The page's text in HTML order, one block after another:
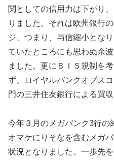
関としての信用力は下がり
りました。それは欧州銀行
ジ、つまり、与信縮小とな
ていたところにも思わぬ余
ました。更にＢＩＳ規制を
ず、ロイヤルバンクオブス
門の三井住友銀行による買
今年３月のメガバンク3行の
オマケにりそなを含むメガ
状況となりました。一歩先